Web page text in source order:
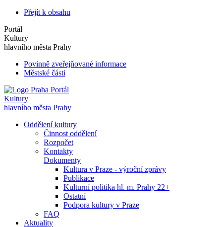
Přejít k obsahu
Portál
Kultury
hlavního města Prahy
Povinně zveřejňované informace
Městské části
Portál
Kultury
hlavního města Prahy
Oddělení kultury
Činnost oddělení
Rozpočet
Kontakty
Dokumenty
Kultura v Praze - výroční zprávy
Publikace
Kulturní politika hl. m. Prahy 22+
Ostatní
Podpora kultury v Praze
FAQ
Aktuality